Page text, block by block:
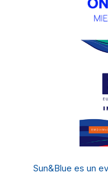
Sun&Blue es un